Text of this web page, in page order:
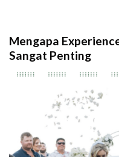
Mengapa
Sangat Penting